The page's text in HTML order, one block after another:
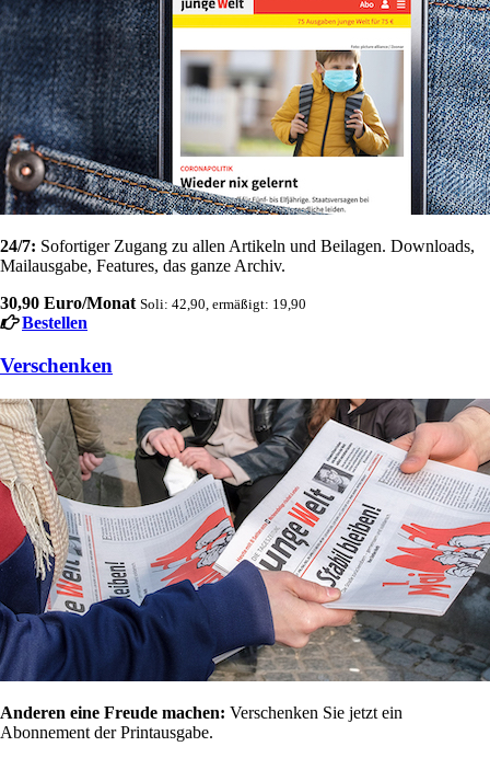
24/7: Sofortiger Zugang zu allen Artikeln und Beilagen. Downloads,
Mailausgabe, Features, das ganze Archiv.
30,90 Euro/Monat Soli: 42,90, ermäßigt: 19,90
Bestellen
Verschenken
Anderen eine Freude machen: Verschenken Sie jetzt ein
Abonnement der Printausgabe.